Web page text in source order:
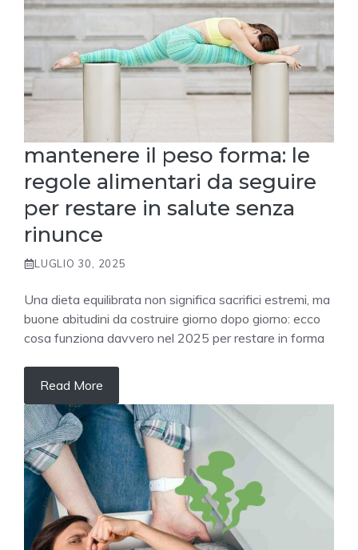
mantenere il peso forma: le
regole alimentari da seguire
per restare in salute senza
rinunce
LUGLIO 30, 2025
Una dieta equilibrata non significa sacrifici estremi, ma
buone abitudini da costruire giorno dopo giorno: ecco
cosa funziona davvero nel 2025 per restare in forma
Read More